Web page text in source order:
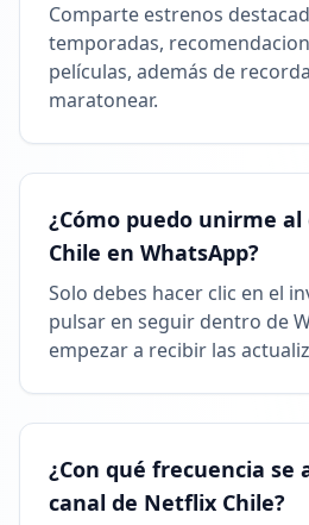
Alcanzó 179.9K
FOLLOWERS
Alcanzó 180.9K
FOLLOWERS
Comparte estrenos
temporadas,
películas, además de
maratonear.
¿Cómo puedo unirme
Chile en WhatsApp?
Solo debes hacer clic en el
pulsar en seguir dentro de
empezar a recibir las
¿Con qué frecuencia se
canal de Netflix Chile?